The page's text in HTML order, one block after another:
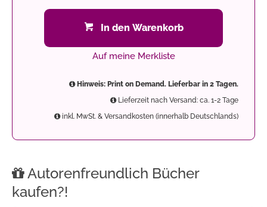
In den Warenkorb
Auf meine Merkliste
Hinweis: Print on Demand. Lieferbar in 2 Tagen.
Lieferzeit nach Versand: ca. 1-2 Tage
inkl. MwSt. & Versandkosten (innerhalb Deutschlands)
Autorenfreundlich Bücher
kaufen?!